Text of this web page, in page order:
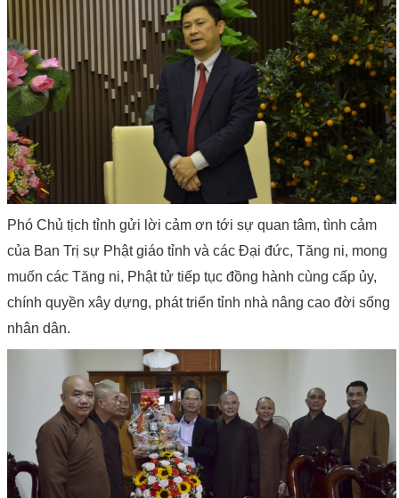
Phó Chủ tịch tỉnh gửi lời cảm ơn tới sự quan tâm, tình cảm
của Ban Trị sự Phật giáo tỉnh và các Đại đức, Tăng ni, mong
muốn các Tăng ni, Phật tử tiếp tục đồng hành cùng cấp ủy,
chính quyền xây dựng, phát triển tỉnh nhà nâng cao đời sống
nhân dân.